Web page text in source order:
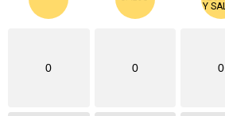
0 0 0